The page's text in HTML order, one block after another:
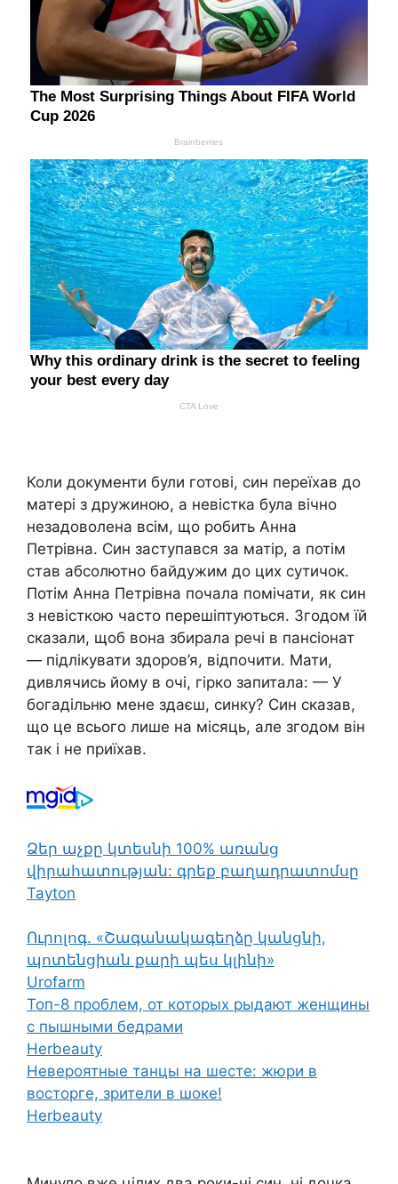
Коли документи були готові, син переїхав до
матері з дружиною, а невістка була вічно
незадоволена всім, що робить Анна
Петрівна. Син заступався за матір, а потім
став абсолютно байдужим до цих сутичок.
Потім Анна Петрівна почала помічати, як син
з невісткою часто перешіптуються. Згодом їй
сказали, щоб вона збирала речі в пансіонат
— підлікувати здоров’я, відпочити. Мати,
дивлячись йому в очі, гірко запитала: — У
богадільню мене здаєш, синку? Син сказав,
що це всього лише на місяць, але згодом він
так і не приїхав.
Ձեր աչքը կտեսնի 100% առանց
վիրահատության: գրեք բաղադրատոմսը
Tayton
Ուրոլոգ. «Շագանակագեղձը կանցնի,
պոտենցիան քարի պես կլինի»
Urofarm
Топ-8 проблем, от которых рыдают женщины
с пышными бедрами
Herbeauty
Невероятные танцы на шесте: жюри в
восторге, зрители в шоке!
Herbeauty